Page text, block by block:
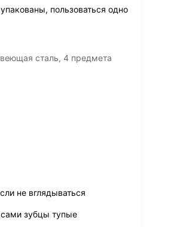
пользоваться одно
сталь, 4 предмета
не вглядываться
зубцы тупые